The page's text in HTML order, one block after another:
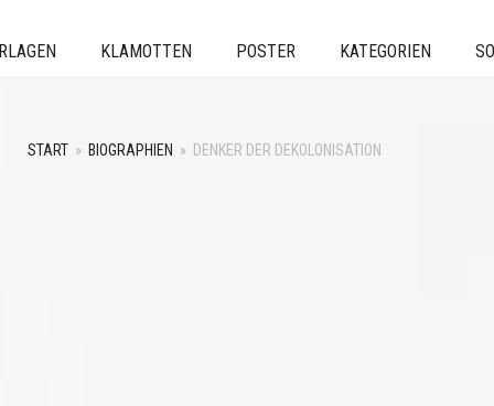
KLAMOTTEN POSTER KATEGORIEN
START » BIOGRAPHIEN » DENKER DER DEKOLONISATION